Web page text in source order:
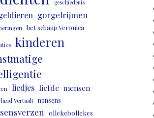
geschiedenis
gorgelrijmen
het schaap Veronica
kinderen
liedjes liefde mensen
Vertaalt nonsens
ollekebollekes